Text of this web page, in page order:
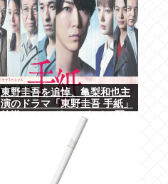
東野圭吾を追悼、亀梨和也主
演のドラマ「東野圭吾 手紙」
放送 TVerでリアルタイム配